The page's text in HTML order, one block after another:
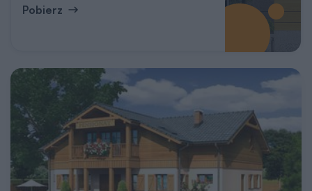
Pobierz